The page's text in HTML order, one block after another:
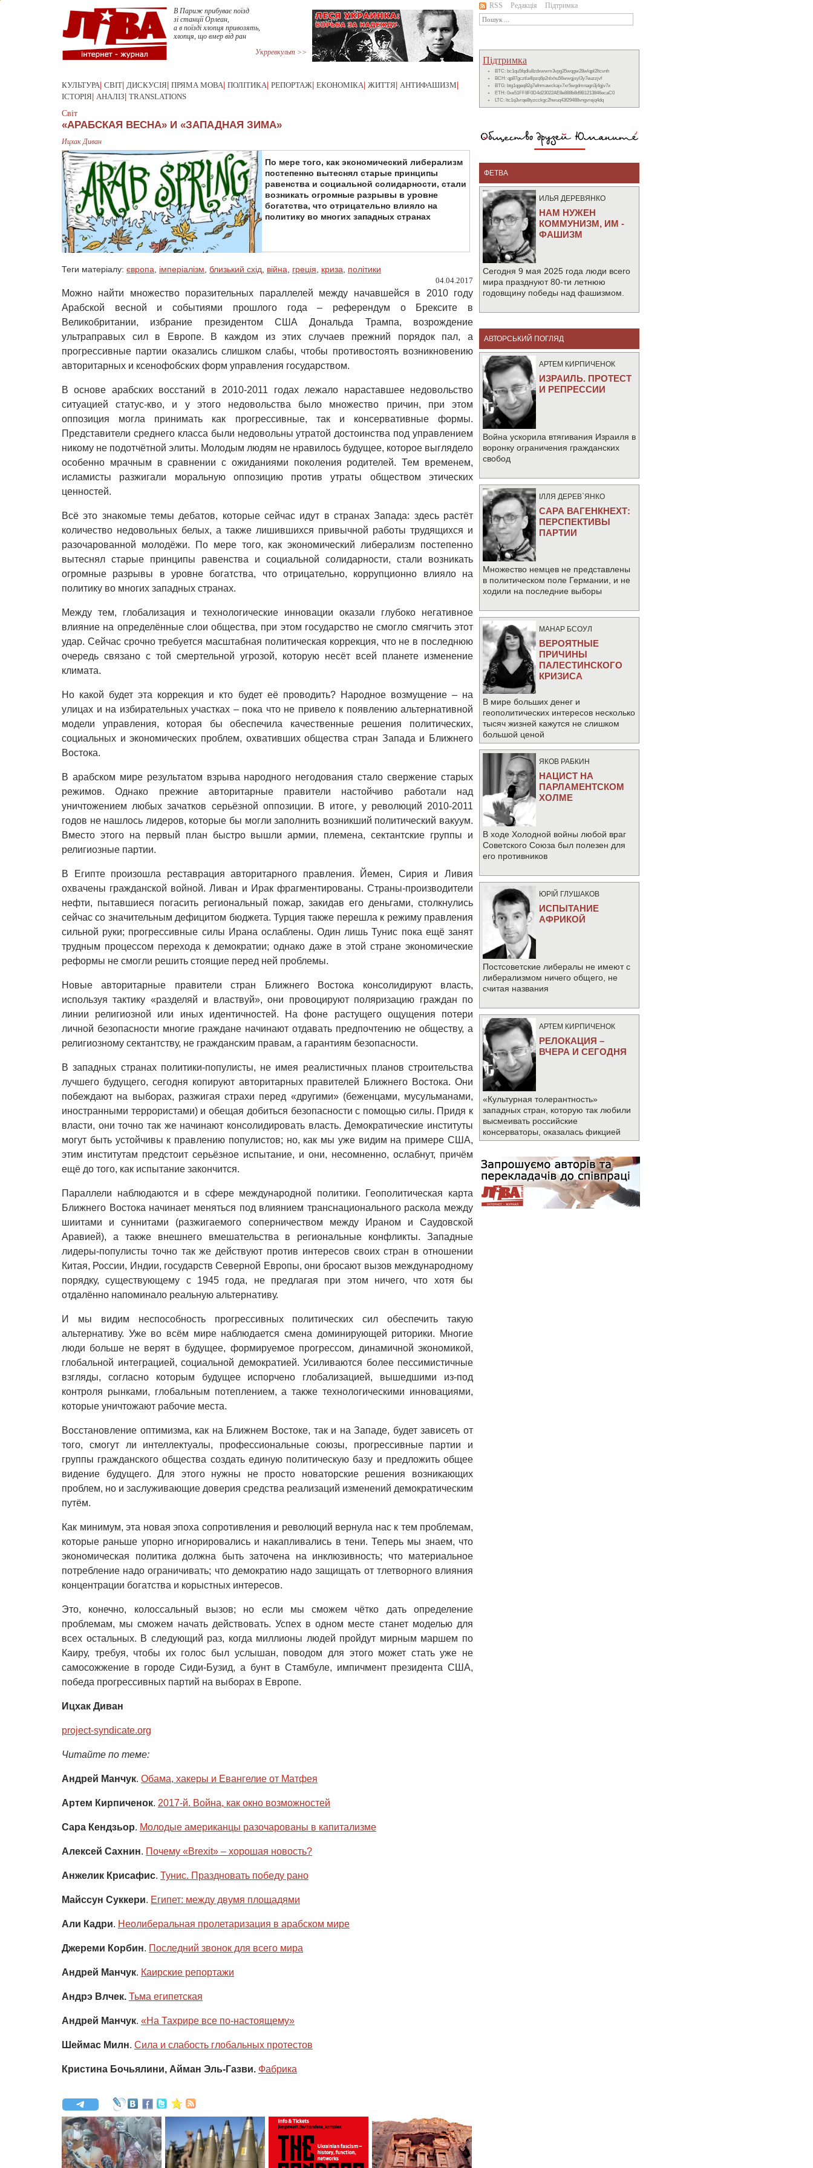
В Париж прибуває поїзд
зі станції Орлеан,
а в поїзді хлопця привозять,
хлопця, що вмер від ран
Укрревкульт >>
КУЛЬТУРА СВІТ ДИСКУСІЯ ПРЯМА МОВА ПОЛІТИКА РЕПОРТАЖ ЕКОНОМІКА ЖИТТЯ АНТИФАШИЗМ
ІСТОРІЯ АНАЛІЗ TRANSLATIONS
Світ
«АРАБСКАЯ ВЕСНА» И «ЗАПАДНАЯ ЗИМА»
Ицхак Диван
По мере того, как экономический либерализм
постепенно вытеснял старые принципы
равенства и социальной солидарности, стали
возникать огромные разрывы в уровне
богатства, что отрицательно влияло на
политику во многих западных странах
Теги матеріалу: європа імперіалізм близький схід війна греція криза політики
04.04.2017
Можно найти множество поразительных параллелей между начавшейся в 2010 году
Арабской весной и событиями прошлого года – референдум о Брексите в
Великобритании, избрание президентом США Дональда Трампа, возрождение
ультраправых сил в Европе. В каждом из этих случаев прежний порядок пал, а
прогрессивные партии оказались слишком слабы, чтобы противостоять возникновению
авторитарных и ксенофобских форм управления государством.
В основе арабских восстаний в 2010-2011 годах лежало нараставшее недовольство
ситуацией статус-кво, и у этого недовольства было множество причин, при этом
оппозиция могла принимать как прогрессивные, так и консервативные формы.
Представители среднего класса были недовольны утратой достоинства под управлением
никому не подотчётной элиты. Молодым людям не нравилось будущее, которое выглядело
особенно мрачным в сравнении с ожиданиями поколения родителей. Тем временем,
исламисты разжигали моральную оппозицию против утраты обществом этических
ценностей.
Всё это знакомые темы дебатов, которые сейчас идут в странах Запада: здесь растёт
количество недовольных белых, а также лишившихся привычной работы трудящихся и
разочарованной молодёжи. По мере того, как экономический либерализм постепенно
вытеснял старые принципы равенства и социальной солидарности, стали возникать
огромные разрывы в уровне богатства, что отрицательно, коррупционно влияло на
политику во многих западных странах.
Между тем, глобализация и технологические инновации оказали глубоко негативное
влияние на определённые слои общества, при этом государство не смогло смягчить этот
удар. Сейчас срочно требуется масштабная политическая коррекция, что не в последнюю
очередь связано с той смертельной угрозой, которую несёт всей планете изменение
климата.
Но какой будет эта коррекция и кто будет её проводить? Народное возмущение – на
улицах и на избирательных участках – пока что не привело к появлению альтернативной
модели управления, которая бы обеспечила качественные решения политических,
социальных и экономических проблем, охвативших общества стран Запада и Ближнего
Востока.
В арабском мире результатом взрыва народного негодования стало свержение старых
режимов. Однако прежние авторитарные правители настойчиво работали над
уничтожением любых зачатков серьёзной оппозиции. В итоге, у революций 2010-2011
годов не нашлось лидеров, которые бы могли заполнить возникший политический вакуум.
Вместо этого на первый план быстро вышли армии, племена, сектантские группы и
религиозные партии.
В Египте произошла реставрация авторитарного правления. Йемен, Сирия и Ливия
охвачены гражданской войной. Ливан и Ирак фрагментированы. Страны-производители
нефти, пытавшиеся погасить региональный пожар, закидав его деньгами, столкнулись
сейчас со значительным дефицитом бюджета. Турция также перешла к режиму правления
сильной руки; прогрессивные силы Ирана ослаблены. Один лишь Тунис пока ещё занят
трудным процессом перехода к демократии; однако даже в этой стране экономические
реформы не смогли решить стоящие перед ней проблемы.
Новые авторитарные правители стран Ближнего Востока консолидируют власть,
используя тактику «разделяй и властвуй», они провоцируют поляризацию граждан по
линии религиозной или иных идентичностей. На фоне растущего ощущения потери
личной безопасности многие граждане начинают отдавать предпочтению не обществу, а
религиозному сектантству, не гражданским правам, а гарантиям безопасности.
В западных странах политики-популисты, не имея реалистичных планов строительства
лучшего будущего, сегодня копируют авторитарных правителей Ближнего Востока. Они
побеждают на выборах, разжигая страхи перед «другими» (беженцами, мусульманами,
иностранными террористами) и обещая добиться безопасности с помощью силы. Придя к
власти, они точно так же начинают консолидировать власть. Демократические институты
могут быть устойчивы к правлению популистов; но, как мы уже видим на примере США,
этим институтам предстоит серьёзное испытание, и они, несомненно, ослабнут, причём
ещё до того, как испытание закончится.
Параллели наблюдаются и в сфере международной политики. Геополитическая карта
Ближнего Востока начинает меняться под влиянием транснационального раскола между
шиитами и суннитами (разжигаемого соперничеством между Ираном и Саудовской
Аравией), а также внешнего вмешательства в региональные конфликты. Западные
лидеры-популисты точно так же действуют против интересов своих стран в отношении
Китая, России, Индии, государств Северной Европы, они бросают вызов международному
порядку, существующему с 1945 года, не предлагая при этом ничего, что хотя бы
отдалённо напоминало реальную альтернативу.
И мы видим неспособность прогрессивных политических сил обеспечить такую
альтернативу. Уже во всём мире наблюдается смена доминирующей риторики. Многие
люди больше не верят в будущее, формируемое прогрессом, динамичной экономикой,
глобальной интеграцией, социальной демократией. Усиливаются более пессимистичные
взгляды, согласно которым будущее испорчено глобализацией, вышедшими из-под
контроля рынками, глобальным потеплением, а также технологическими инновациями,
которые уничтожают рабочие места.
Восстановление оптимизма, как на Ближнем Востоке, так и на Западе, будет зависеть от
того, смогут ли интеллектуалы, профессиональные союзы, прогрессивные партии и
группы гражданского общества создать единую политическую базу и предложить общее
видение будущего. Для этого нужны не просто новаторские решения возникающих
проблем, но и заслуживающие доверия средства реализаций изменений демократическим
путём.
Как минимум, эта новая эпоха сопротивления и революций вернула нас к тем проблемам,
которые раньше упорно игнорировались и накапливались в тени. Теперь мы знаем, что
экономическая политика должна быть заточена на инклюзивность; что материальное
потребление надо ограничивать; что демократию надо защищать от тлетворного влияния
концентрации богатства и корыстных интересов.
Это, конечно, колоссальный вызов; но если мы сможем чётко дать определение
проблемам, мы сможем начать действовать. Успех в одном месте станет моделью для
всех остальных. В следующий раз, когда миллионы людей пройдут мирным маршем по
Каиру, требуя, чтобы их голос был услышан, поводом для этого может стать уже не
самосожжение в городе Сиди-Бузид, а бунт в Стамбуле, импичмент президента США,
победа прогрессивных партий на выборах в Европе.
Ицхак Диван
project-syndicate.org
Читайте по теме:
Андрей Манчук. Обама, хакеры и Евангелие от Матфея
Артем Кирпиченок. 2017-й. Война, как окно возможностей
Сара Кендзьор. Молодые американцы разочарованы в капитализме
Алексей Сахнин. Почему «Brexit» – хорошая новость?
Анжелик Крисафис. Тунис. Праздновать победу рано
Майссун Суккери. Египет: между двумя площадями
Али Кадри. Неолиберальная пролетаризация в арабском мире
Джереми Корбин. Последний звонок для всего мира
Андрей Манчук. Каирские репортажи
Андрэ Влчек. Тьма египетская
Андрей Манчук. «На Тахрире все по-настоящему»
Шеймас Милн. Сила и слабость глобальных протестов
Кристина Бочьялини, Айман Эль-Газви. Фабрика
RSS Редакція Підтримка
Підтримка
BTC: bc1qu5fqdlu8zdxwwm3vpg35wqgw28wlqpl2ltcvnh
BCH: qp87gcztla4lpzq6p2nlxhu56wwgjsyl3y7euzzjvf
BTG: btg1qgeq82g7efnmawckajx7xr5wgdmnagn3j4gjv7x
ETH: 0xe51FF8F0D4d23022AE8e888b8d9B1213846ecaC0
LTC: ltc1q3vrqe8tyzcckgc2hwuq43f29488vngvrejq4dq
ФЕТВА
ИЛЬЯ ДЕРЕВЯНКО
НАМ НУЖЕН
КОММУНИЗМ, ИМ -
ФАШИЗМ
Сегодня 9 мая 2025 года люди всего
мира празднуют 80-ти летнюю
годовщину победы над фашизмом.
АВТОРСЬКИЙ ПОГЛЯД
АРТЕМ КИРПИЧЕНОК
ИЗРАИЛЬ. ПРОТЕСТ
И РЕПРЕССИИ
Война ускорила втягивания Израиля в
воронку ограничения гражданских
свобод
IЛЛЯ ДЕРЕВ`ЯНКО
САРА ВАГЕНКНЕХТ:
ПЕРСПЕКТИВЫ
ПАРТИИ
Множество немцев не представлены
в политическом поле Германии, и не
ходили на последние выборы
МАНАР БСОУЛ
ВЕРОЯТНЫЕ
ПРИЧИНЫ
ПАЛЕСТИНСКОГО
КРИЗИСА
В мире больших денег и
геополитических интересов несколько
тысяч жизней кажутся не слишком
большой ценой
ЯКОВ РАБКИН
НАЦИСТ НА
ПАРЛАМЕНТСКОМ
ХОЛМЕ
В ходе Холодной войны любой враг
Советского Союза был полезен для
его противников
ЮРIЙ ГЛУШАКОВ
ИСПЫТАНИЕ
АФРИКОЙ
Постсоветские либералы не имеют с
либерализмом ничего общего, не
считая названия
АРТЕМ КИРПИЧЕНОК
РЕЛОКАЦИЯ –
ВЧЕРА И СЕГОДНЯ
«Культурная толерантность»
западных стран, которую так любили
высмеивать российские
консерваторы, оказалась фикцией